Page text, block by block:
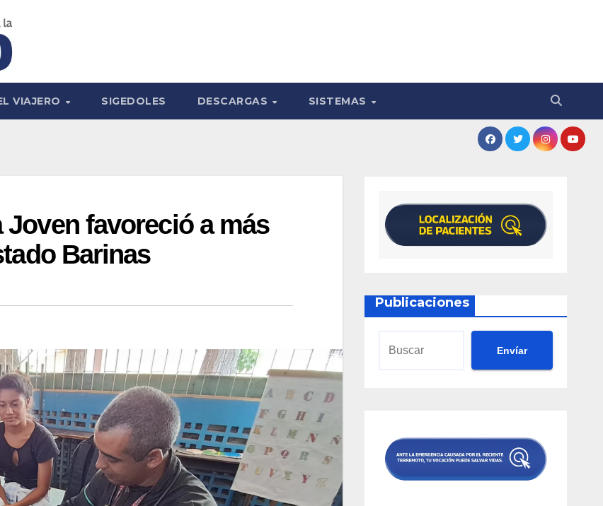
VIAJERO SIGEDOLES DESCARGAS SISTEMAS
Joven favoreció a más
Barinas
Publicaciones
Envíar